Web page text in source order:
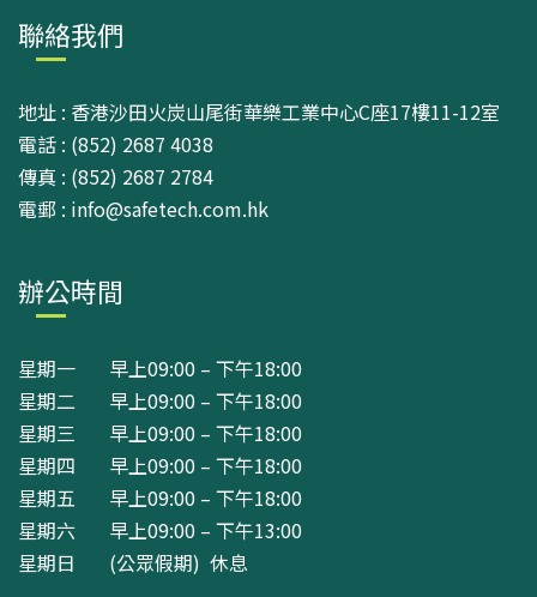
聯絡我們
地址 : 香港沙田火炭山尾街華樂工業中心C座17樓11-12室
電話 : (852) 2687 4038
傳真 : (852) 2687 2784
電郵 : info@safetech.com.hk
辦公時間
星期一 早上09:00 – 下午18:00
星期二 早上09:00 – 下午18:00
星期三 早上09:00 – 下午18:00
星期四 早上09:00 – 下午18:00
星期五 早上09:00 – 下午18:00
星期六 早上09:00 – 下午13:00
星期日 (公眾假期) 休息